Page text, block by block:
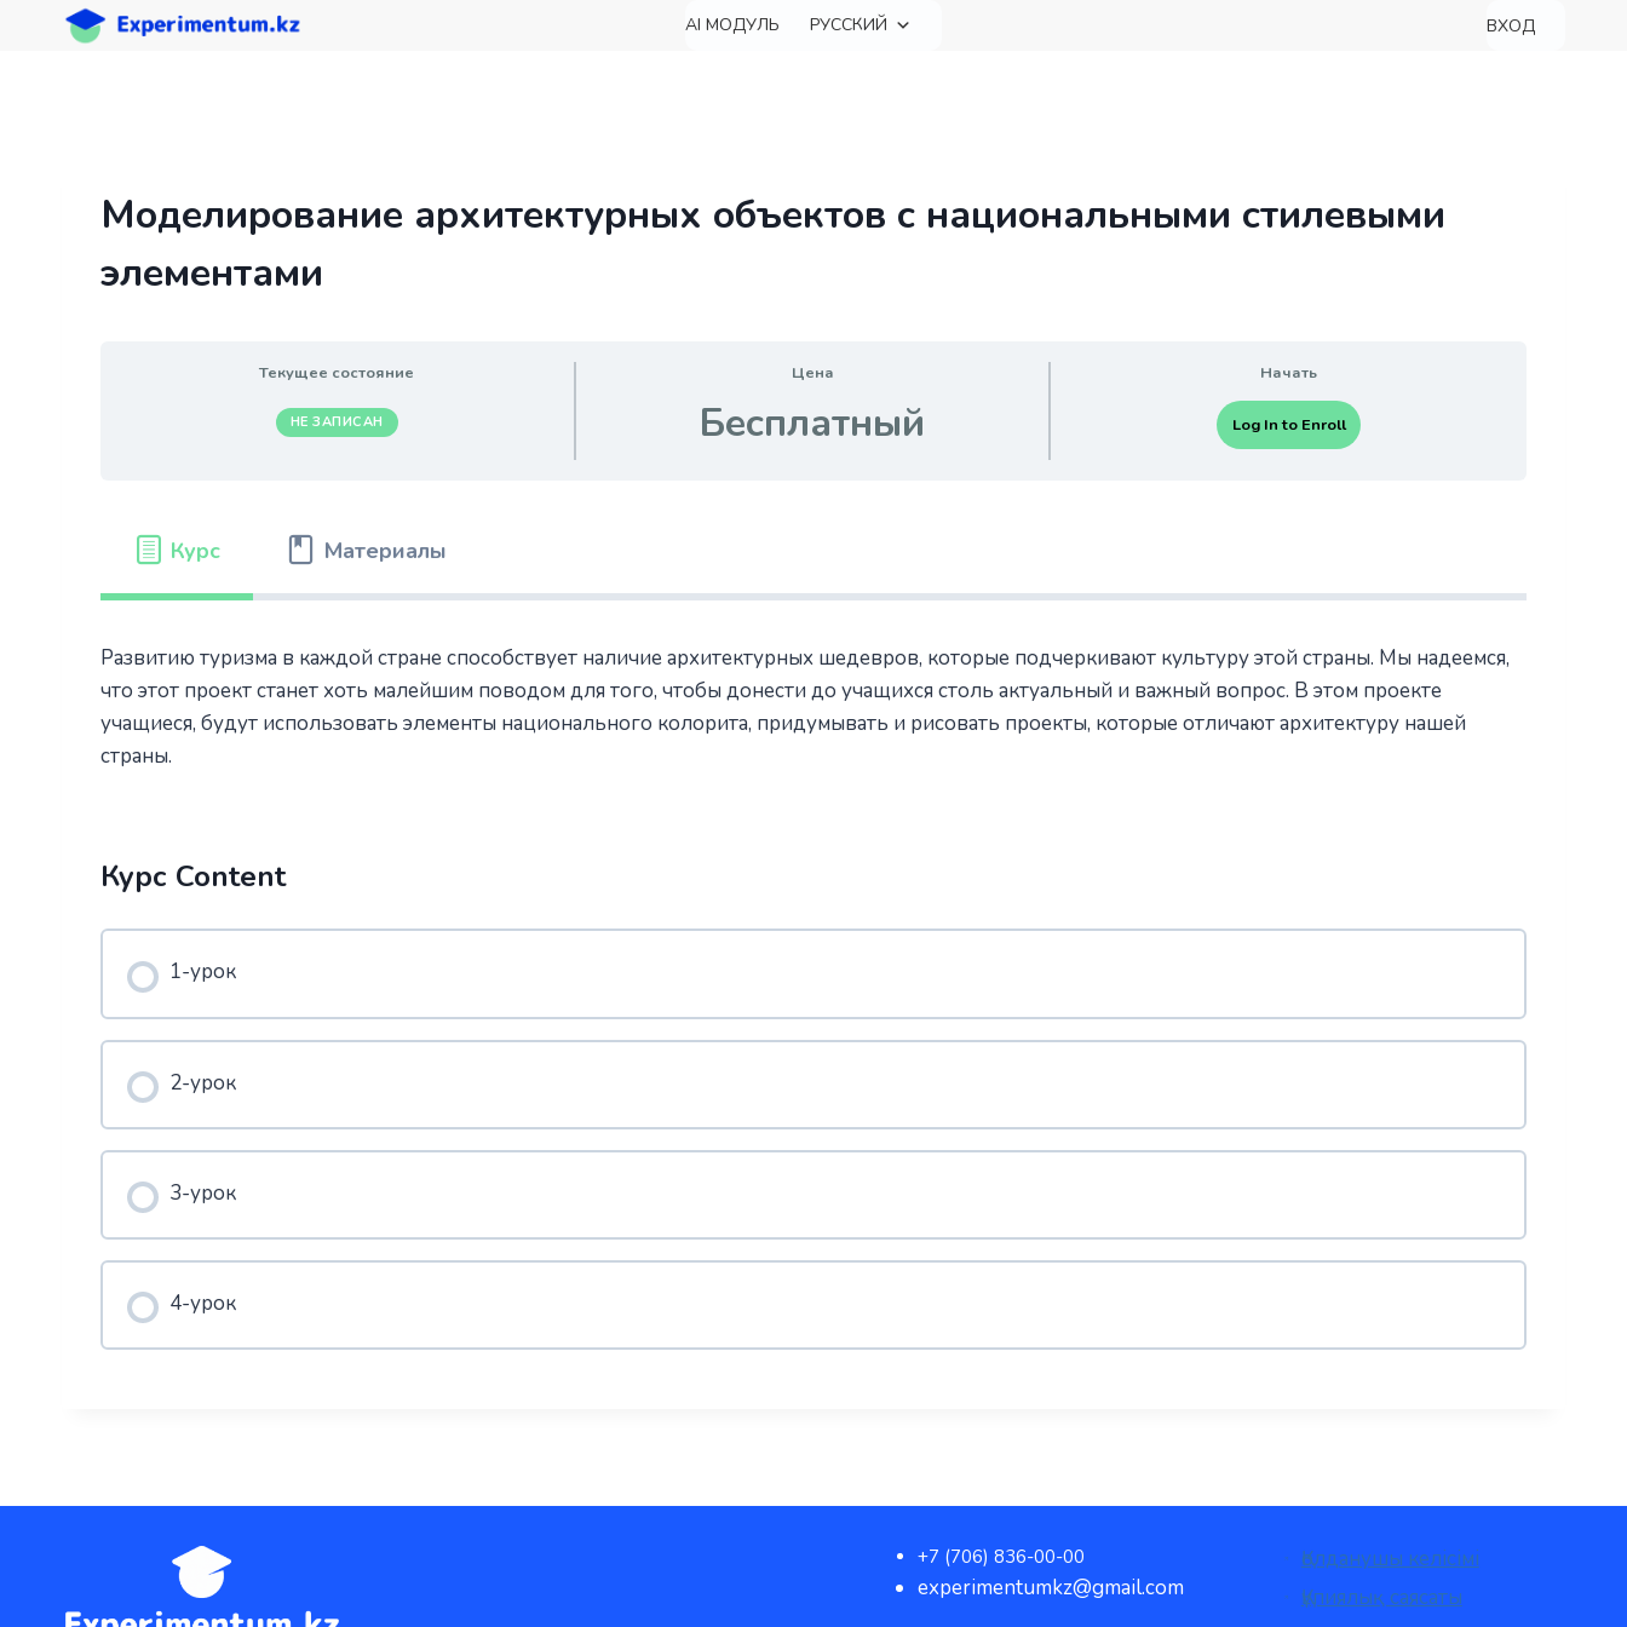
Перейти
AI МОДУЛЬ РУССКИЙ ВХОД
Моделирование архитектурных объектов с национальными стилевыми
элементами
Текущее состояние
НЕ ЗАПИСАН
Цена
Бесплатный
Начать
Log In to Enroll
Курс Материалы
Развитию туризма в каждой стране способствует наличие архитектурных шедевров, которые подчеркивают культуру этой страны. Мы надеемся,
что этот проект станет хоть малейшим поводом для того, чтобы донести до учащихся столь актуальный и важный вопрос. В этом проекте
учащиеся, будут использовать элементы национального колорита, придумывать и рисовать проекты, которые отличают архитектуру нашей
страны.
Курс Content
1-урок
2-урок
3-урок
4-урок
+7 (706) 836-00-00
experimentumkz@gmail.com
Қолданушы келісімі
Құпиялық саясаты